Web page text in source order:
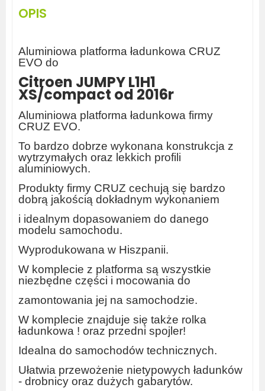
OPIS
Aluminiowa platforma ładunkowa CRUZ
EVO do
Citroen JUMPY L1H1
XS/compact od 2016r
Aluminiowa platforma ładunkowa firmy
CRUZ EVO.
To bardzo dobrze wykonana konstrukcja z
wytrzymałych oraz lekkich profili
aluminiowych.
Produkty firmy CRUZ cechują się bardzo
dobrą jakością dokładnym wykonaniem
i idealnym dopasowaniem do danego
modelu samochodu.
Wyprodukowana w Hiszpanii.
W komplecie z platforma są wszystkie
niezbędne części i mocowania do
zamontowania jej na samochodzie.
W komplecie znajduje się także rolka
ładunkowa ! oraz przedni spojler!
Idealna do samochodów technicznych.
Ułatwia przewożenie nietypowych ładunków
- drobnicy oraz dużych gabarytów.